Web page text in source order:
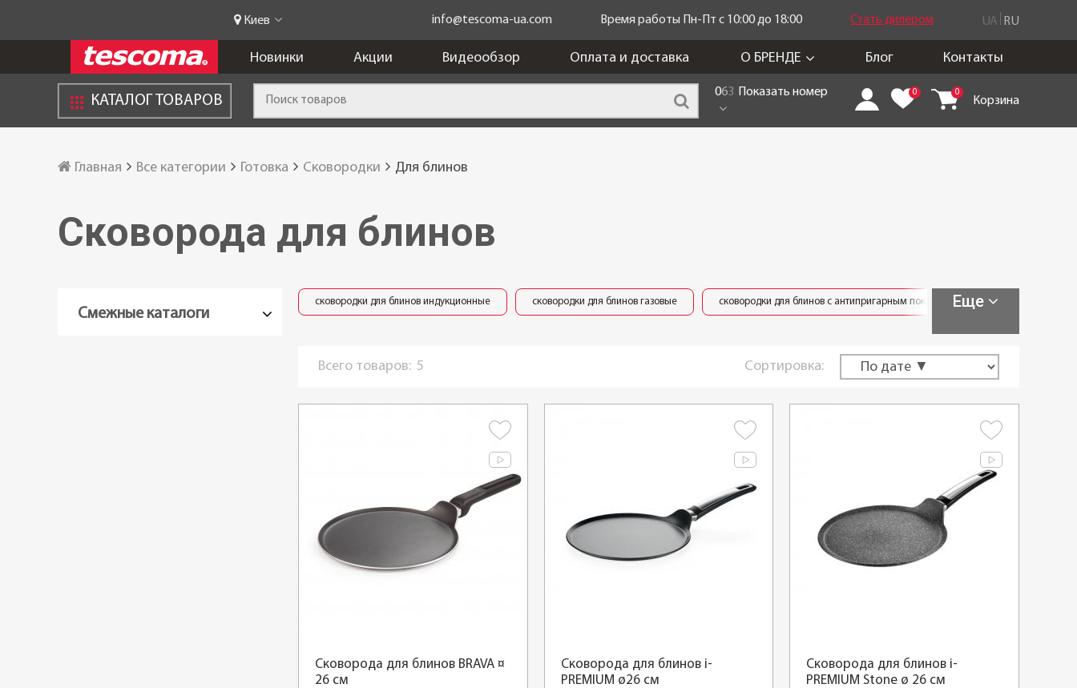
Киев info@tescoma-ua.com Время работы Пн-Пт c 10:00 до 18:00 Стать дилером UA RU
Новинки Акции Видеообзор Оплата и доставка О БРЕНДЕ Блог Контакты
КАТАЛОГ ТОВАРОВ
063 Показать номер 0 0
Корзина
Главная Все категории Готовка Сковородки Для блинов
Сковорода для блинов
Смежные каталоги
сковородки для блинов индукционные сковородки для блинов газовые сковородки для блинов с антипригарным покрытиемЕще
Всего товаров: 5 Сортировка:
Сковорода для блинов BRAVA ¤
26 см
Сковорода для блинов i-
PREMIUM ø26 см
Сковорода для блинов i-
PREMIUM Stone ø 26 см